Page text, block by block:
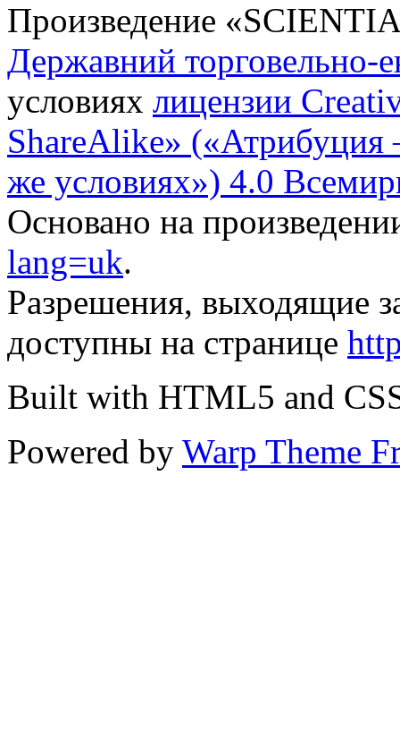
Произведение «
Державний торговельно-
условиях лицензии
ShareAlike»
же условиях») 4.0
Основано на
lang=uk.
Разрешения, выходящие
доступны на странице
Built with HTML5 and
Powered by Warp Theme